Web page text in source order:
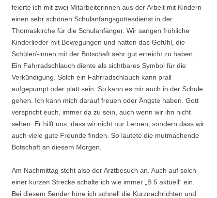
feierte ich mit zwei Mitarbeiterinnen aus der Arbeit mit Kindern
einen sehr schönen Schulanfangsgottesdienst in der
Thomaskirche für die Schulanfänger. Wir sangen fröhliche
Kinderlieder mit Bewegungen und hatten das Gefühl, die
Schüler/-innen mit der Botschaft sehr gut erreicht zu haben.
Ein Fahrradschlauch diente als sichtbares Symbol für die
Verkündigung. Solch ein Fahrradschlauch kann prall
aufgepumpt oder platt sein. So kann es mir auch in der Schule
gehen. Ich kann mich darauf freuen oder Ängste haben. Gott
verspricht euch, immer da zu sein, auch wenn wir ihn nicht
sehen. Er hilft uns, dass wir nicht nur Lernen, sondern dass wir
auch viele gute Freunde finden. So lautete die mutmachende
Botschaft an diesem Morgen.
Am Nachmittag steht also der Arztbesuch an. Auch auf solch
einer kurzen Strecke schalte ich wie immer „B 5 aktuell“ ein.
Bei diesem Sender höre ich schnell die Kurznachrichten und